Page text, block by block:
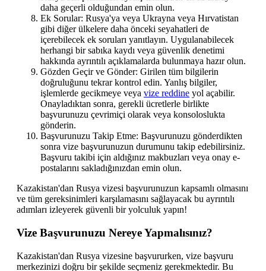
daha geçerli olduğundan emin olun.
Ek Sorular: Rusya'ya veya Ukrayna veya Hırvatistan
gibi diğer ülkelere daha önceki seyahatleri de
içerebilecek ek soruları yanıtlayın. Uygulanabilecek
herhangi bir sabıka kaydı veya güvenlik denetimi
hakkında ayrıntılı açıklamalarda bulunmaya hazır olun.
Gözden Geçir ve Gönder: Girilen tüm bilgilerin
doğruluğunu tekrar kontrol edin. Yanlış bilgiler,
işlemlerde gecikmeye veya vize reddine yol açabilir.
Onayladıktan sonra, gerekli ücretlerle birlikte
başvurunuzu çevrimiçi olarak veya konsoloslukta
gönderin.
Başvurunuzu Takip Etme: Başvurunuzu gönderdikten
sonra vize başvurunuzun durumunu takip edebilirsiniz.
Başvuru takibi için aldığınız makbuzları veya onay e-
postalarını sakladığınızdan emin olun.
Kazakistan'dan Rusya vizesi başvurunuzun kapsamlı olmasını
ve tüm gereksinimleri karşılamasını sağlayacak bu ayrıntılı
adımları izleyerek güvenli bir yolculuk yapın!
Vize Başvurunuzu Nereye Yapmalısınız?
Kazakistan'dan Rusya vizesine başvururken, vize başvuru
merkezinizi doğru bir şekilde seçmeniz gerekmektedir. Bu